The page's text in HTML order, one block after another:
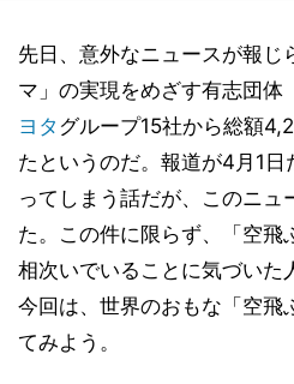
先日、意外なニュースが報じ
マ」の実現をめざす有志団体
ヨタ グループ15社から総額
たというのだ。報道が4月1
ってしまう話だが、このニ
た。この件に限らず、「空飛
相次いでいることに気づいた
今回は、世界のおもな「空飛
てみよう。